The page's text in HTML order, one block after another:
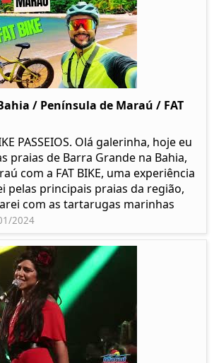
/ Península de Maraú / FAT
PASSEIOS. Olá galerinha, hoje eu
praias de Barra Grande na Bahia,
com a FAT BIKE, uma experiência
pelas principais praias da região,
com as tartarugas marinhas
2024